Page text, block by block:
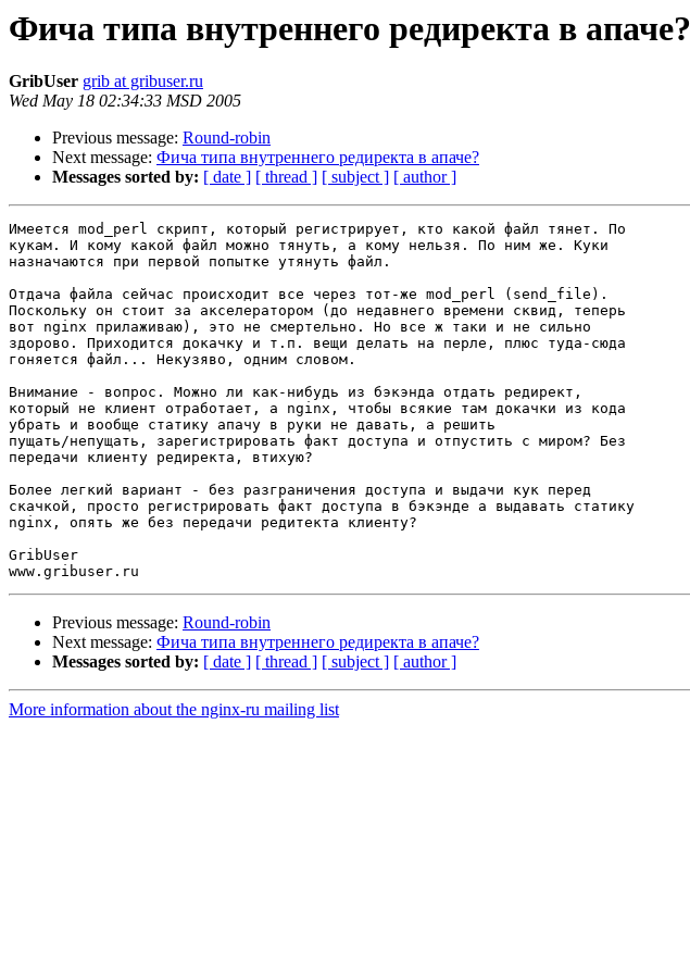
Фича типа внутреннего редиректа в апаче?
GribUser grib at gribuser.ru
Wed May 18 02:34:33 MSD 2005
Previous message: Round-robin
Next message: Фича типа внутреннего редиректа в апаче?
Messages sorted by: [ date ] [ thread ] [ subject ] [ author ]
Имеется mod_perl скрипт, который регистрирует, кто какой файл тянет. По
кукам. И кому какой файл можно тянуть, а кому нельзя. По ним же. Куки
назначаются при первой попытке утянуть файл.
Отдача файла сейчас происходит все через тот-же mod_perl (send_file).
Поскольку он стоит за акселератором (до недавнего времени сквид, теперь
вот nginx прилаживаю), это не смертельно. Но все ж таки и не сильно
здорово. Приходится докачку и т.п. вещи делать на перле, плюс туда-сюда
гоняется файл... Некузяво, одним словом.
Внимание - вопрос. Можно ли как-нибудь из бэкэнда отдать редирект,
который не клиент отработает, а nginx, чтобы всякие там докачки из кода
убрать и вообще статику апачу в руки не давать, а решить
пущать/непущать, зарегистрировать факт доступа и отпустить с миром? Без
передачи клиенту редиректа, втихую?
Более легкий вариант - без разграничения доступа и выдачи кук перед
скачкой, просто регистрировать факт доступа в бэкэнде а выдавать статику
nginx, опять же без передачи редитекта клиенту?
GribUser
Previous message: Round-robin
Next message: Фича типа внутреннего редиректа в апаче?
Messages sorted by: [ date ] [ thread ] [ subject ] [ author ]
More information about the nginx-ru mailing list